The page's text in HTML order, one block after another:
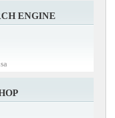
ENGINE